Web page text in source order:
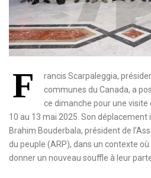
F
rancis Scarpaleggia,
communes du Canada, a
ce dimanche pour une
10 au 13 mai 2025. Son déplacement
Brahim Bouderbala, président de
du peuple (ARP), dans un contexte
donner un nouveau souffle à leur